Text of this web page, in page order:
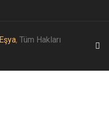
, Tüm Hakları